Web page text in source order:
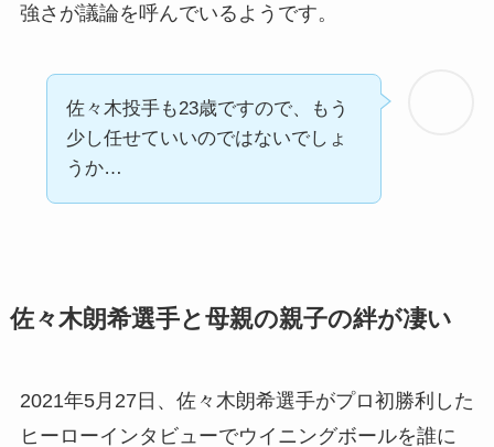
強さが議論を呼んでいるようです。
佐々木投手も23歳ですので、もう
少し任せていいのではないでしょ
うか…
佐々木朗希選手と母親の親子の絆が凄い
2021年5月27日、佐々木朗希選手がプロ初勝利した
ヒーローインタビューでウイニングボールを誰に